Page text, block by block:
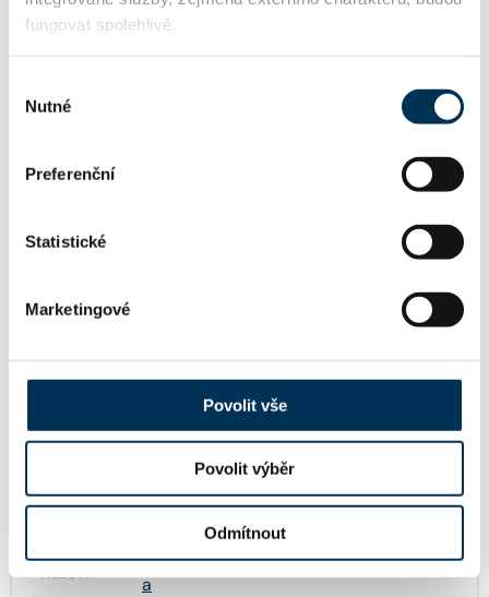
fungovat spolehlivě.
souhlasu
Nutné
Preferenční
Statistické
Marketingové
Povolit vše
Povolit výběr
Odmítnout
Email:
FIRMA
Mgr. MUDr. Jana Kollrossová, advokátk
a